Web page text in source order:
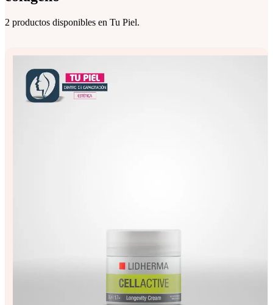
2 productos disponibles en Tu Piel.